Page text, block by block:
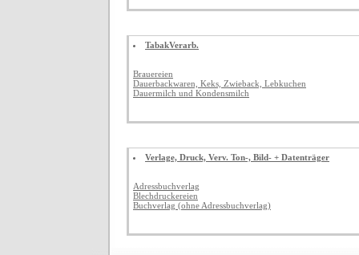
TabakVerarb.
Brauereien
Dauerbackwaren, Keks, Zwieback, Lebkuchen
Dauermilch und Kondensmilch
Verlage, Druck, Verv. Ton-, Bild- + Datenträger
Adressbuchverlag
Blechdruckereien
Buchverlag (ohne Adressbuchverlag)